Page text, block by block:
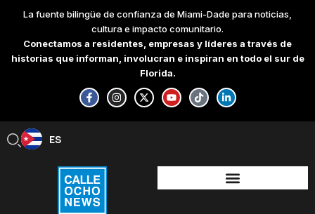
content
La fuente bilingüe de confianza de Miami-Dade para noticias,
cultura e impacto comunitario.
Conectamos a residentes, empresas y líderes a través de
historias que informan, involucran e inspiran en todo el sur de
Florida.
F
a
c
e
-
f
I
n
s
t
X
-
t
w
Y
o
u
t
T
i
k
t
L
i
n
k
-
i
n
ES
EN